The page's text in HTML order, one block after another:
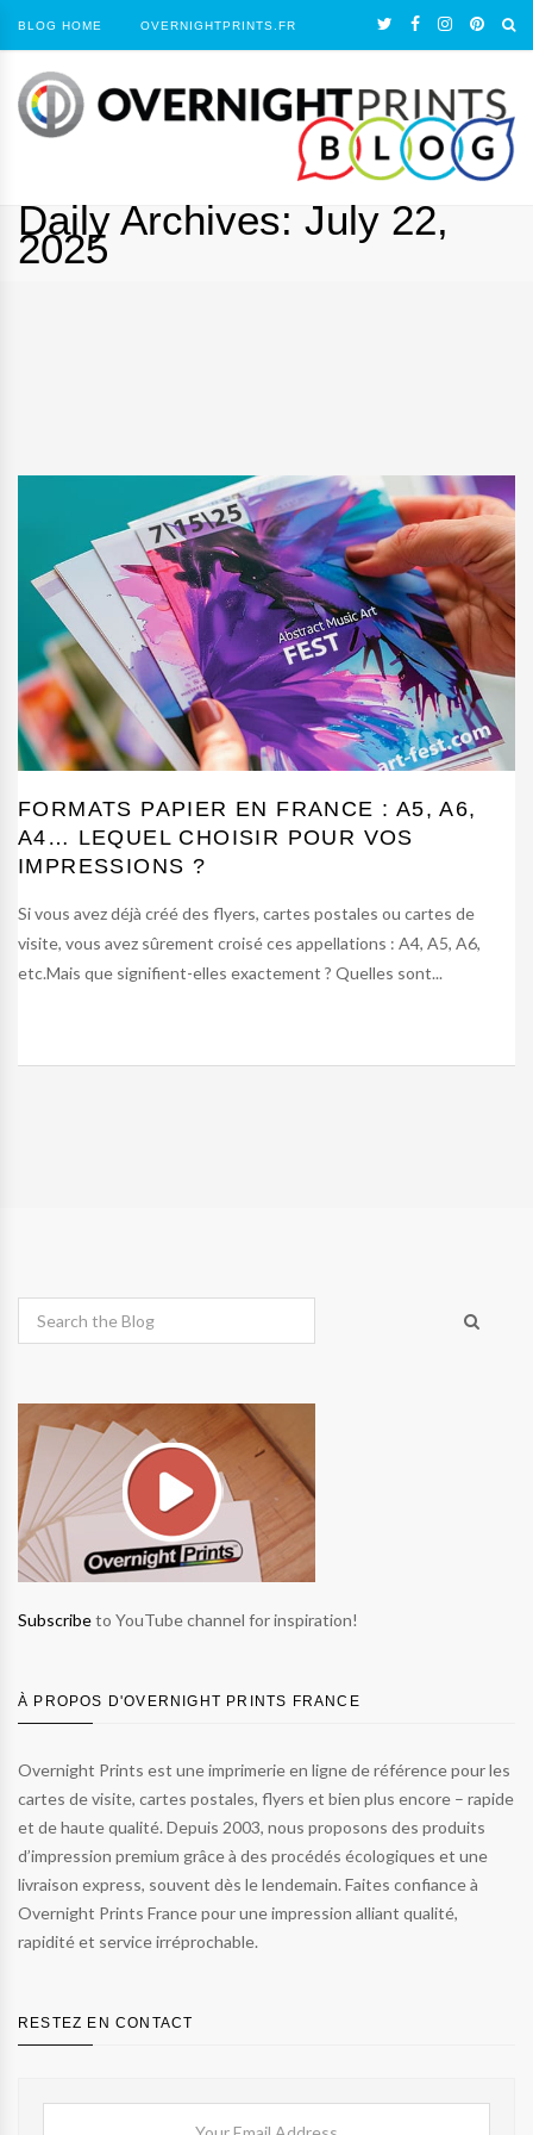
BLOG HOME OVERNIGHTPRINTS.FR
Daily Archives: July 22,
2025
FORMATS PAPIER EN FRANCE : A5, A6,
A4… LEQUEL CHOISIR POUR VOS
IMPRESSIONS ?
Si vous avez déjà créé des flyers, cartes postales ou cartes de
visite, vous avez sûrement croisé ces appellations : A4, A5, A6,
etc.Mais que signifient-elles exactement ? Quelles sont...
Subscribeto YouTube channel for inspiration!
À PROPOS D'OVERNIGHT PRINTS FRANCE
Overnight Prints est une imprimerie en ligne de référence pour les
cartes de visite, cartes postales, flyers et bien plus encore – rapide
et de haute qualité. Depuis 2003, nous proposons des produits
d’impression premium grâce à des procédés écologiques et une
livraison express, souvent dès le lendemain. Faites confiance à
Overnight Prints France pour une impression alliant qualité,
rapidité et service irréprochable.
RESTEZ EN CONTACT